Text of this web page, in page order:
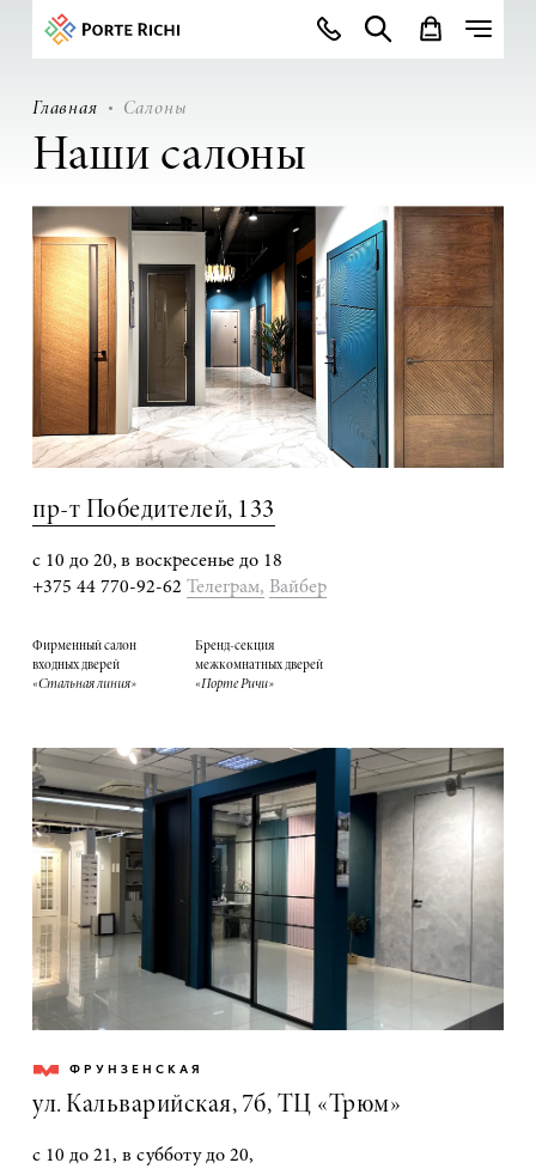
Главная Салоны
Наши салоны
пр-т Победителей, 133
с 10 до 20, в воскресенье до 18
+375 44 770-92-62 Телеграм, Вайбер
Фирменный салон
входных дверей
«Стальная линия»
Бренд-секция
межкомнатных дверей
«Порте Ричи»
ФРУНЗЕНСКАЯ
ул. Кальварийская, 7б, ТЦ «Трюм»
с 10 до 21, в субботу до 20,